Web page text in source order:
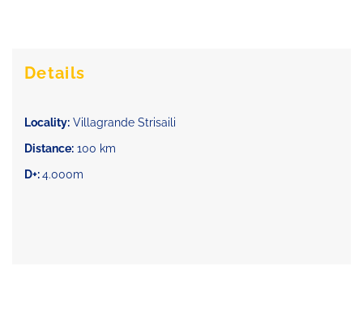
Details
Locality: Villagrande Strisaili
Distance: 100 km
D+:4.000m